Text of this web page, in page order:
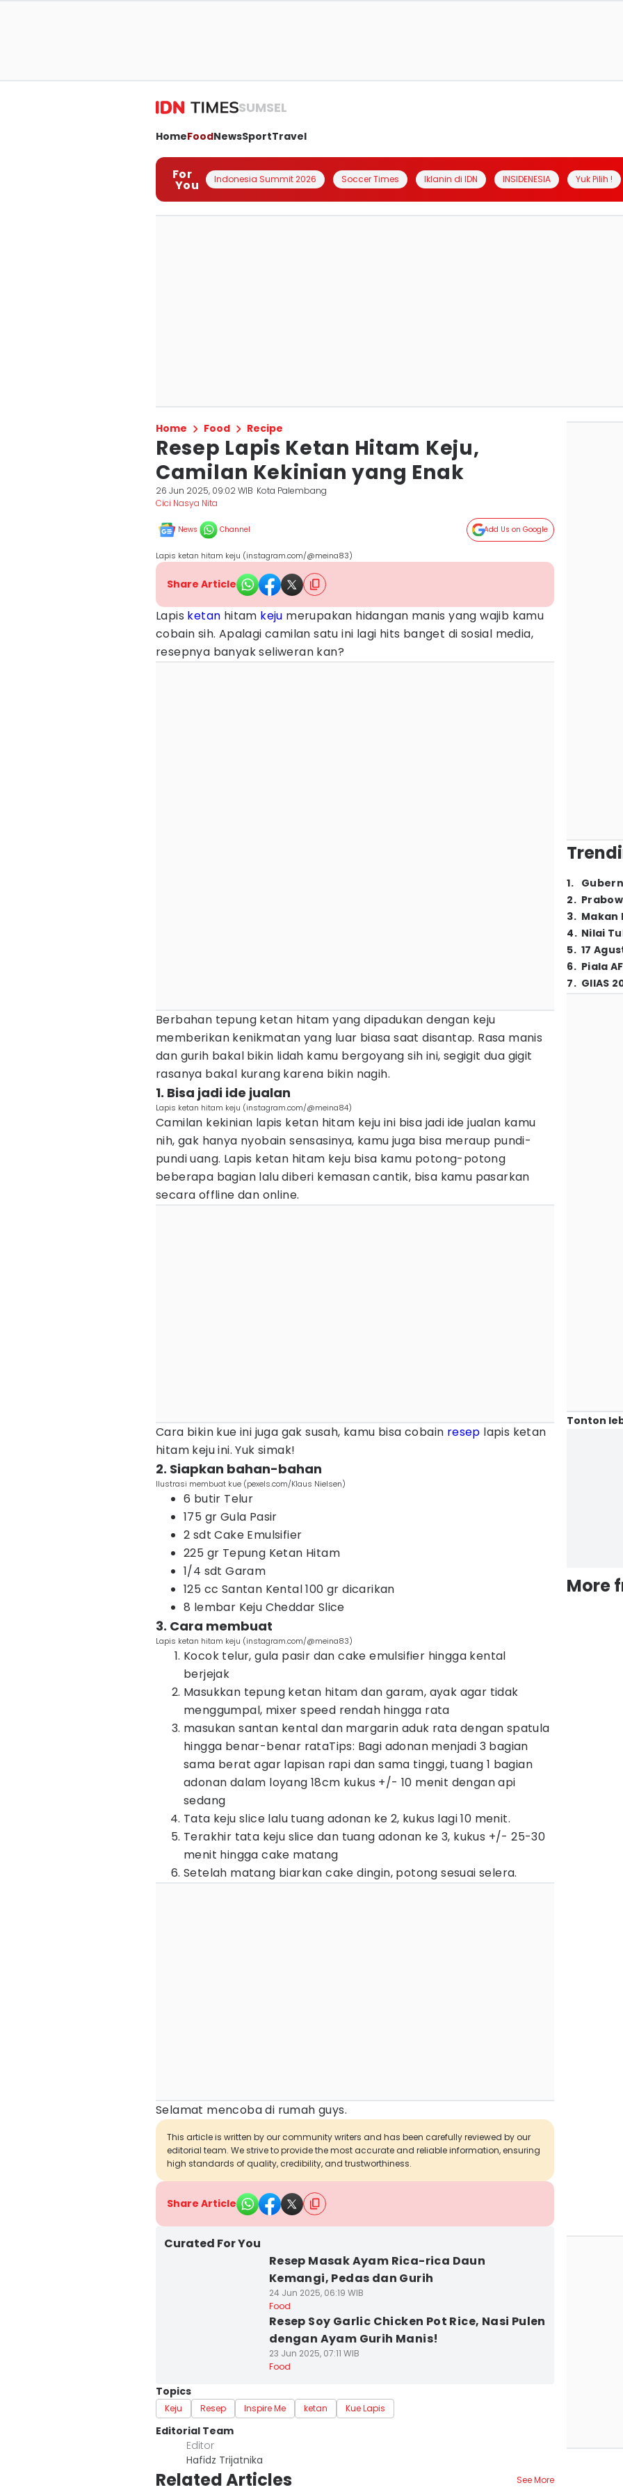
SUMSEL
HomeFoodNewsSportTravel
For
You Indonesia Summit 2026 Soccer Times Iklanin di IDN INSIDENESIA Yuk Pilih !
Home Food Recipe
Resep Lapis Ketan Hitam Keju,
Camilan Kekinian yang Enak
26 Jun 2025, 09:02 WIB Kota Palembang
Cici Nasya Nita
News Channel Add Us on Google
Lapis ketan hitam keju (instagram.com/@meina83)
Share Article
Lapis ketan hitam keju merupakan hidangan manis yang wajib kamu
cobain sih. Apalagi camilan satu ini lagi hits banget di sosial media,
resepnya banyak seliweran kan?
Berbahan tepung ketan hitam yang dipadukan dengan keju
memberikan kenikmatan yang luar biasa saat disantap. Rasa manis
dan gurih bakal bikin lidah kamu bergoyang sih ini, segigit dua gigit
rasanya bakal kurang karena bikin nagih.
1. Bisa jadi ide jualan
Lapis ketan hitam keju (instagram.com/@meina84)
Camilan kekinian lapis ketan hitam keju ini bisa jadi ide jualan kamu
nih, gak hanya nyobain sensasinya, kamu juga bisa meraup pundi-
pundi uang. Lapis ketan hitam keju bisa kamu potong-potong
beberapa bagian lalu diberi kemasan cantik, bisa kamu pasarkan
secara offline dan online.
Cara bikin kue ini juga gak susah, kamu bisa cobain resep lapis ketan
hitam keju ini. Yuk simak!
2. Siapkan bahan-bahan
Ilustrasi membuat kue (pexels.com/Klaus Nielsen)
6 butir Telur
175 gr Gula Pasir
2 sdt Cake Emulsifier
225 gr Tepung Ketan Hitam
1/4 sdt Garam
125 cc Santan Kental 100 gr dicarikan
8 lembar Keju Cheddar Slice
3. Cara membuat
Lapis ketan hitam keju (instagram.com/@meina83)
Kocok telur, gula pasir dan cake emulsifier hingga kental
berjejak
Masukkan tepung ketan hitam dan garam, ayak agar tidak
menggumpal, mixer speed rendah hingga rata
masukan santan kental dan margarin aduk rata dengan spatula
hingga benar-benar rataTips: Bagi adonan menjadi 3 bagian
sama berat agar lapisan rapi dan sama tinggi, tuang 1 bagian
adonan dalam loyang 18cm kukus +/- 10 menit dengan api
sedang
Tata keju slice lalu tuang adonan ke 2, kukus lagi 10 menit.
Terakhir tata keju slice dan tuang adonan ke 3, kukus +/- 25-30
menit hingga cake matang
Setelah matang biarkan cake dingin, potong sesuai selera.
Selamat mencoba di rumah guys.
This article is written by our community writers and has been carefully reviewed by our
editorial team. We strive to provide the most accurate and reliable information, ensuring
high standards of quality, credibility, and trustworthiness.
Share Article
Curated For You
Resep Masak Ayam Rica-rica Daun
Kemangi, Pedas dan Gurih
24 Jun 2025, 06:19 WIB
Food
Resep Soy Garlic Chicken Pot Rice, Nasi Pulen
dengan Ayam Gurih Manis!
23 Jun 2025, 07:11 WIB
Food
Topics
Keju Resep Inspire Me ketan Kue Lapis
Editorial Team
Editor
Hafidz Trijatnika
Related Articles See More
1.
2.
3. Makan
4. Nilai
5. 17
6. Piala
7. GIIAS
Tonton
More